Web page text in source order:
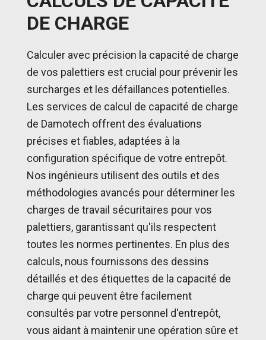
DE CHARGE
Calculer avec précision la capacité de charge
de vos palettiers est crucial pour prévenir les
surcharges et les défaillances potentielles.
Les services de calcul de capacité de charge
de Damotech offrent des évaluations
précises et fiables, adaptées à la
configuration spécifique de votre entrepôt.
Nos ingénieurs utilisent des outils et des
méthodologies avancés pour déterminer les
charges de travail sécuritaires pour vos
palettiers, garantissant qu'ils respectent
toutes les normes pertinentes. En plus des
calculs, nous fournissons des dessins
détaillés et des étiquettes de la capacité de
charge qui peuvent être facilement
consultés par votre personnel d'entrepôt,
vous aidant à maintenir une opération sûre et